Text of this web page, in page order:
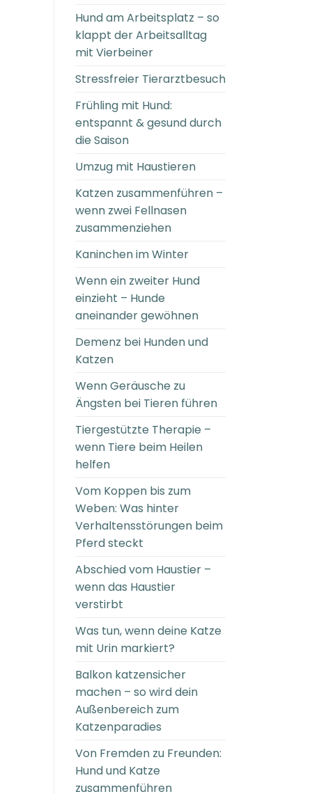
Hund am Arbeitsplatz – so
klappt der Arbeitsalltag
mit Vierbeiner
Stressfreier Tierarztbesuch
Frühling mit Hund:
entspannt & gesund durch
die Saison
Umzug mit Haustieren
Katzen zusammenführen –
wenn zwei Fellnasen
zusammenziehen
Kaninchen im Winter
Wenn ein zweiter Hund
einzieht – Hunde
aneinander gewöhnen
Demenz bei Hunden und
Katzen
Wenn Geräusche zu
Ängsten bei Tieren führen
Tiergestützte Therapie –
wenn Tiere beim Heilen
helfen
Vom Koppen bis zum
Weben: Was hinter
Verhaltensstörungen beim
Pferd steckt
Abschied vom Haustier –
wenn das Haustier
verstirbt
Was tun, wenn deine Katze
mit Urin markiert?
Balkon katzensicher
machen – so wird dein
Außenbereich zum
Katzenparadies
Von Fremden zu Freunden:
Hund und Katze
zusammenführen